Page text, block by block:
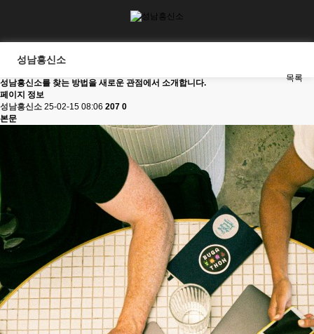
성남흥신소
목록
성남흥신소를 찾는 방법을 새로운 관점에서 소개합니다.
페이지 정보
성남흥신소 25-02-15 08:06 207 0
본문